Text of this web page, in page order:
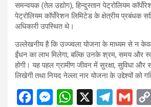
समन्वयक (तेल उद्योग), हिन्दुस्तान पेट्रोलियम
पेट्रोलियम कॉर्पोरेशन लिमिटेड के क्षेत्रीय प्रबंधक
अधिकारी उपस्थित थे।
उल्लेखनीय है कि उज्ज्वला योजना के माध्यम से न
ईंधन का लाभ मिलेगा, बल्कि उनके श्रम, समय और
होगी। यह पहल ग्रामीण जीवन में सुरक्षा, सुविधा और
लिखेगी तथा नियद नेल्ला नार योजना के उद्देश्यों को
F
M W X
T
G